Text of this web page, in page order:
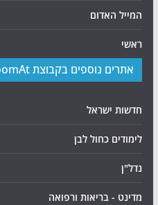
המייל האדום
ראשי
אתרים נוספים בקבוצת ZoomAt
חדשות ישראל
לימודים כחול לבן
נדל"ן
מדינט - בריאות ורפואה